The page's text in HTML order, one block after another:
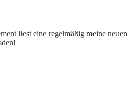
liest eine regelmäßig meine neuen